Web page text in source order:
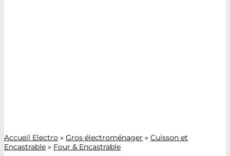
Accueil Electro » Gros électroménager » Cuisson et
Encastrable » Four & Encastrable